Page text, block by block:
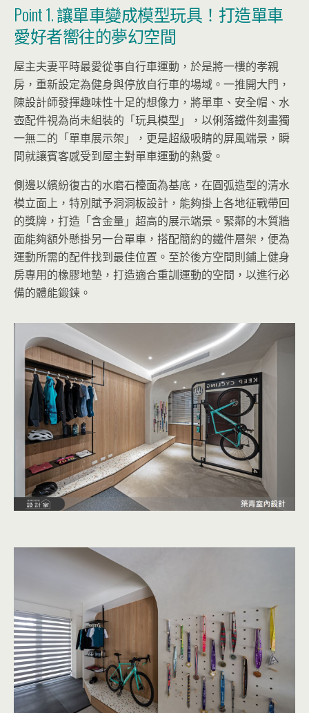
Point 1. 讓單車變成模型玩具！打造單車
愛好者嚮往的夢幻空間
屋主夫妻平時最愛從事自行車運動，於是將一樓的孝親
房，重新設定為健身與停放自行車的場域。一推開大門，
陳設計師發揮趣味性十足的想像力，將單車、安全帽、水
壺配件視為尚未組裝的「玩具模型」，以俐落鐵件刻畫獨
一無二的「單車展示架」，更是超級吸睛的屏風端景，瞬
間就讓賓客感受到屋主對單車運動的熱愛。
側邊以繽紛復古的水磨石檯面為基底，在圓弧造型的清水
模立面上，特別賦予洞洞板設計，能夠掛上各地征戰帶回
的獎牌，打造「含金量」超高的展示端景。緊鄰的木質牆
面能夠額外懸掛另一台單車，搭配簡約的鐵件層架，便為
運動所需的配件找到最佳位置。至於後方空間則鋪上健身
房專用的橡膠地墊，打造適合重訓運動的空間，以進行必
備的體能鍛鍊。